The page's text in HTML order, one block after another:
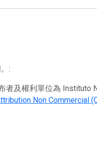
:
者及權利單位為 Instituto
Non Commercial